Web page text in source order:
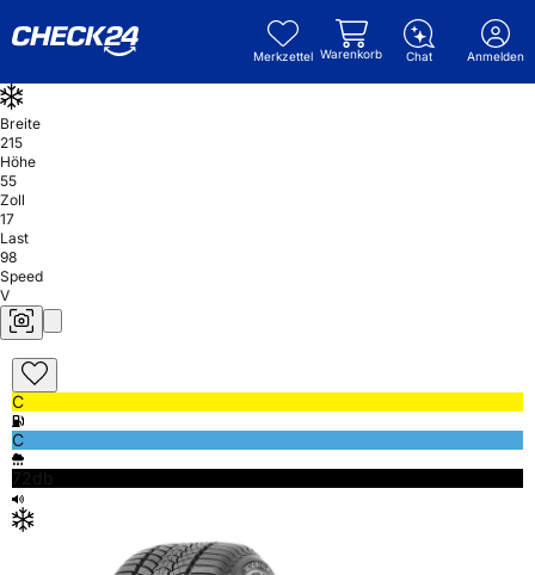
Merkzettel Warenkorb Chat Anmelden
Breite
215
Höhe
55
Zoll
17
Last
98
Speed
V
C
C
72db